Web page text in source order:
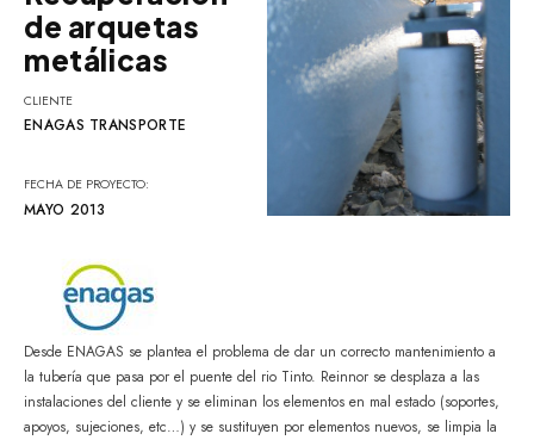
de arquetas
metálicas
CLIENTE
ENAGAS TRANSPORTE
FECHA DE PROYECTO:
MAYO 2013
Desde ENAGAS se plantea el problema de dar un correcto mantenimiento a
la tubería que pasa por el puente del rio Tinto. Reinnor se desplaza a las
instalaciones del cliente y se eliminan los elementos en mal estado (soportes,
apoyos, sujeciones, etc…) y se sustituyen por elementos nuevos, se limpia la